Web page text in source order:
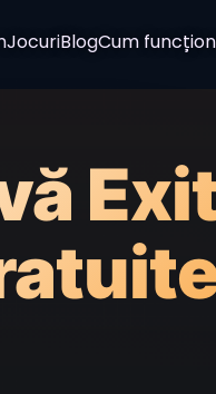
JocuriBlogCum